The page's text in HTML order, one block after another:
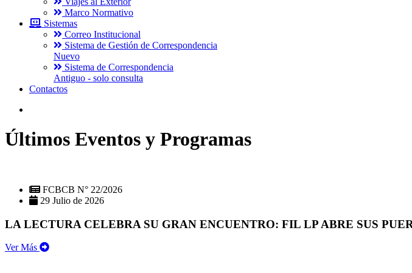
Marco Normativo
Sistemas
Correo Institucional
Sistema de Gestión de Correspondencia
Nuevo
Sistema de Correspondencia
Antiguo - solo consulta
Contactos
Últimos Eventos y Programas
FCBCB N° 22/2026
29 Julio de 2026
LA LECTURA CELEBRA SU GRAN ENCUENTRO: FIL LP ABRE SUS
Ver Más